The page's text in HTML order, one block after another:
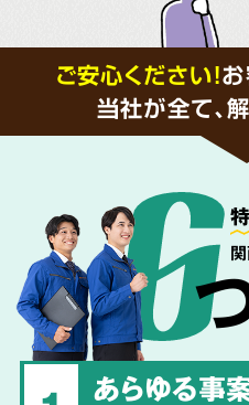
ご安心ください！
当社が全て、
あらゆる事